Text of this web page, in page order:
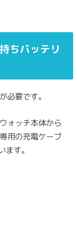
ちバッテリ
必要です。
ォッチ本体から
用の充電ケーブ
す。